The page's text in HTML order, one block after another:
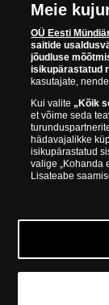
Euroopa ühel
Group" on
Norra vanim,
aastast. Norra
teiste riikide
medaleid.
OÜ Eesti
külastades
ettevõte oma
© Copyright
Meie
OÜ Eesti
saitide
jõudluse
isikupärastatud
kasutajate,
Kui valite „Kõik
et võime seda
hädavajalikke
isikupärastatud
valige „Kohanda
Lisateabe